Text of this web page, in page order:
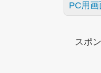
PC用画
スポ